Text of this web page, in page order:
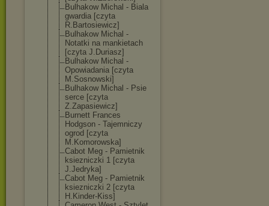
Bulhakow Michal - Biala
gwardia [czyta
R.Bartosiewicz]
Bulhakow Michal -
Notatki na mankietach
[czyta J.Duriasz]
Bulhakow Michal -
Opowiadania [czyta
M.Sosnowski]
Bulhakow Michal - Psie
serce [czyta
Z.Zapasiewicz]
Burnett Frances
Hodgson - Tajemniczy
ogrod [czyta
M.Komorowska]
Cabot Meg - Pamietnik
ksiezniczki 1 [czyta
J.Jedryka]
Cabot Meg - Pamietnik
ksiezniczki 2 [czyta
H.Kinder-Kiss]